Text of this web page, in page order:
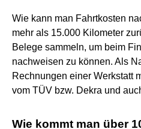
Wie kann man Fahrtkosten
mehr als 15.000 Kilometer
Belege sammeln, um beim
nachweisen zu können. Als
Rechnungen einer Werkstatt
vom TÜV bzw. Dekra und
Wie kommt man über